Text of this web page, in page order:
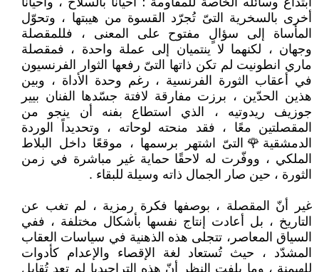
أخرى بالسخرية التىّ تُجرّد القسوة من هيبتها ، وتحوّل
المأساة إلى سؤالٍ مفتوح على المعنى ، فللمقصلة
وجهان ، لكنهما لا ينتميان إلى عملة واحدة ، فمقصلة
ماري انطونيت لم تكن ذاتها التىّ رفعها الثوار الفرنسيون
في أعقاب الثورة الفرنسية ، رغم وحدة الأداة ، وبين
هذين الحدّين ، برزت مفارقة لافتة جسّدها الفنان بيير
جوزيف ريدوتيه ، الذي استطاع بفنه أن ينجو من
المقصلتين معًا ، فقد منحته لوحاته ، وتحديداً الوردة
الدمشقية🌹التىّ اشتهر برسمها ، موقعًا داخل البلاط
الملكي ، ووفّرت له لاحقًا حماية غير مباشرة في زمن
الثورة ، حين صار الجمال ذاته وسيلة للبقاء .
غير أنّ المقصلة ، بوصفها فكرة رمزية ، لم تغب عن
التاريخ ، بل أعادت إنتاج نفسها بأشكال مختلفة ، ففي
السياق المعاصر، تتجلى هذه الذهنية في سياسات العقاب
المشدّد ، حيث تُستعاد لغة الإقصاء والإعدام كأدوات
للهيمنة ، وما يلفت النظر أنّ هذه التراجيديا لم تعد تُقابل